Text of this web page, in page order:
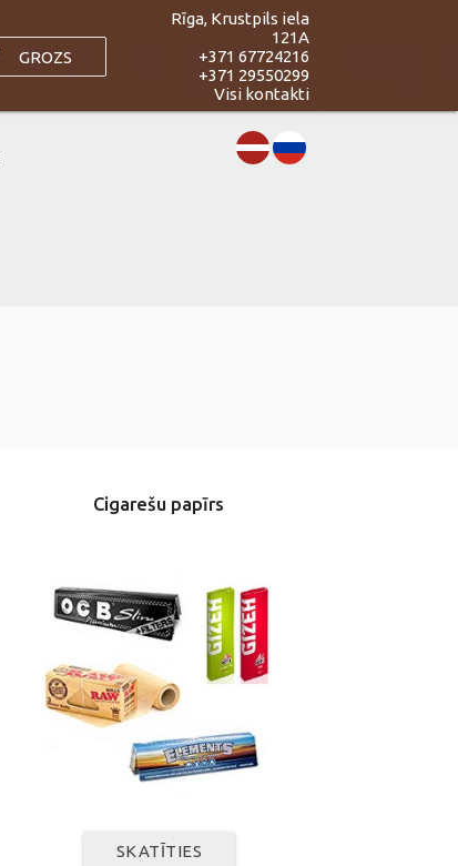
GROZS
Rīga, Krustpils iela
121A
+371 67724216
+371 29550299
Visi kontakti
Cigarešu papīrs
SKATĪTIES